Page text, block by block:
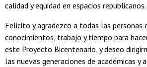
calidad y equidad en espacios republicanos.
Felicito y agradezco a todas las personas
conocimientos, trabajo y tiempo para
este Proyecto Bicentenario, y deseo
las nuevas generaciones de académicas y